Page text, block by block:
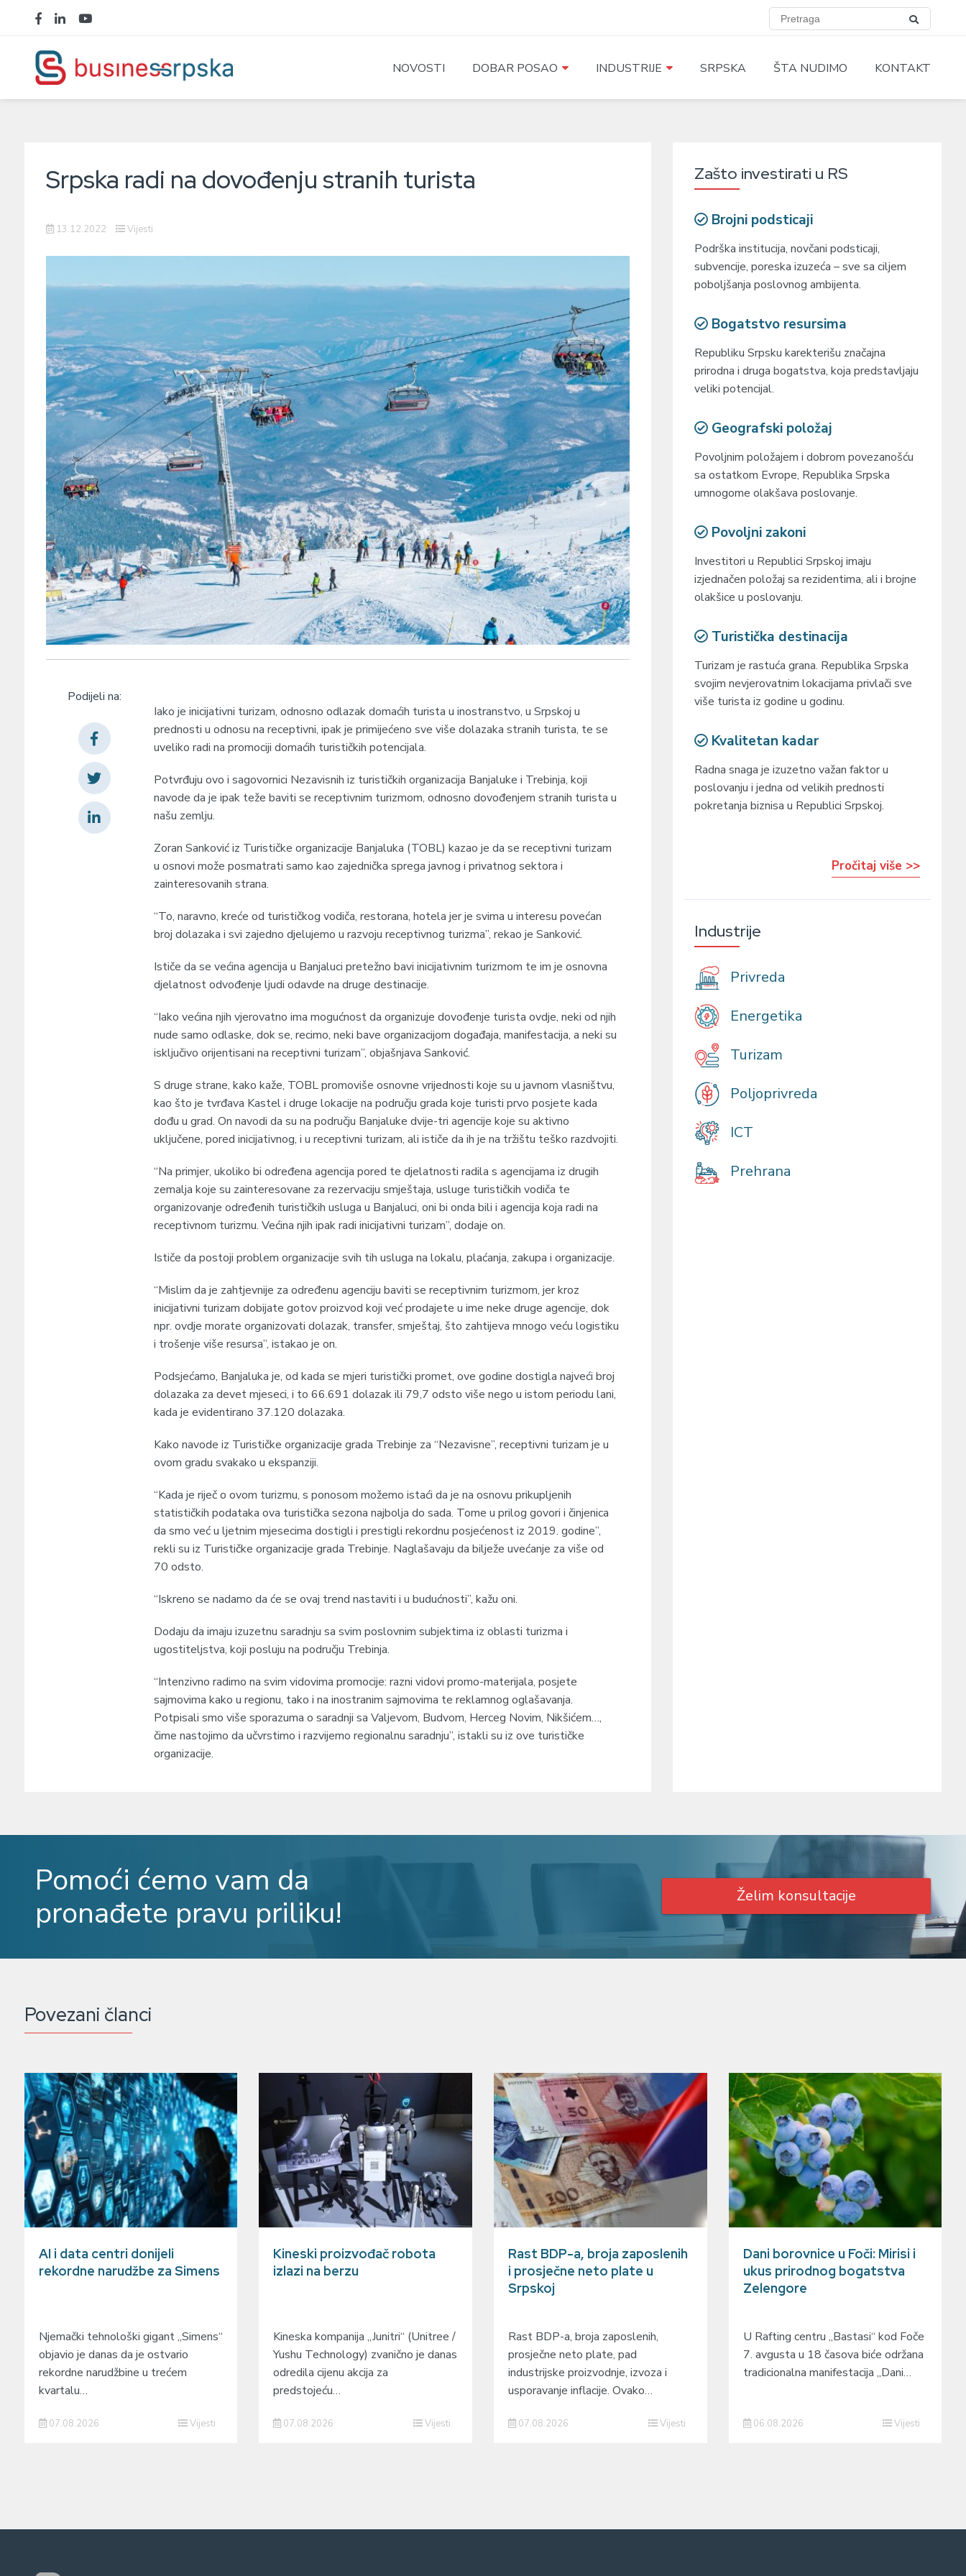
NOVOSTI DOBAR POSAO INDUSTRIJE SRPSKA ŠTA NUDIMO KONTAKT
Srpska radi na dovođenju stranih turista
13.12.2022 Vijesti
Podijeli na:
Iako je inicijativni turizam, odnosno odlazak domaćih turista u inostranstvo, u Srpskoj u
prednosti u odnosu na receptivni, ipak je primijećeno sve više dolazaka stranih turista, te se
uveliko radi na promociji domaćih turističkih potencijala.
Potvrđuju ovo i sagovornici Nezavisnih iz turističkih organizacija Banjaluke i Trebinja, koji
navode da je ipak teže baviti se receptivnim turizmom, odnosno dovođenjem stranih turista u
našu zemlju.
Zoran Sanković iz Turističke organizacije Banjaluka (TOBL) kazao je da se receptivni turizam
u osnovi može posmatrati samo kao zajednička sprega javnog i privatnog sektora i
zainteresovanih strana.
“To, naravno, kreće od turističkog vodiča, restorana, hotela jer je svima u interesu povećan
broj dolazaka i svi zajedno djelujemo u razvoju receptivnog turizma”, rekao je Sanković.
Ističe da se većina agencija u Banjaluci pretežno bavi inicijativnim turizmom te im je osnovna
djelatnost odvođenje ljudi odavde na druge destinacije.
“Iako većina njih vjerovatno ima mogućnost da organizuje dovođenje turista ovdje, neki od njih
nude samo odlaske, dok se, recimo, neki bave organizacijom događaja, manifestacija, a neki su
isključivo orijentisani na receptivni turizam”, objašnjava Sanković.
S druge strane, kako kaže, TOBL promoviše osnovne vrijednosti koje su u javnom vlasništvu,
kao što je tvrđava Kastel i druge lokacije na području grada koje turisti prvo posjete kada
dođu u grad. On navodi da su na području Banjaluke dvije-tri agencije koje su aktivno
uključene, pored inicijativnog, i u receptivni turizam, ali ističe da ih je na tržištu teško razdvojiti.
“Na primjer, ukoliko bi određena agencija pored te djelatnosti radila s agencijama iz drugih
zemalja koje su zainteresovane za rezervaciju smještaja, usluge turističkih vodiča te
organizovanje određenih turističkih usluga u Banjaluci, oni bi onda bili i agencija koja radi na
receptivnom turizmu. Većina njih ipak radi inicijativni turizam”, dodaje on.
Ističe da postoji problem organizacije svih tih usluga na lokalu, plaćanja, zakupa i organizacije.
“Mislim da je zahtjevnije za određenu agenciju baviti se receptivnim turizmom, jer kroz
inicijativni turizam dobijate gotov proizvod koji već prodajete u ime neke druge agencije, dok
npr. ovdje morate organizovati dolazak, transfer, smještaj, što zahtijeva mnogo veću logistiku
i trošenje više resursa”, istakao je on.
Podsjećamo, Banjaluka je, od kada se mjeri turistički promet, ove godine dostigla najveći broj
dolazaka za devet mjeseci, i to 66.691 dolazak ili 79,7 odsto više nego u istom periodu lani,
kada je evidentirano 37.120 dolazaka.
Kako navode iz Turističke organizacije grada Trebinje za “Nezavisne”, receptivni turizam je u
ovom gradu svakako u ekspanziji.
“Kada je riječ o ovom turizmu, s ponosom možemo istaći da je na osnovu prikupljenih
statističkih podataka ova turistička sezona najbolja do sada. Tome u prilog govori i činjenica
da smo već u ljetnim mjesecima dostigli i prestigli rekordnu posjećenost iz 2019. godine”,
rekli su iz Turističke organizacije grada Trebinje. Naglašavaju da bilježe uvećanje za više od
70 odsto.
“Iskreno se nadamo da će se ovaj trend nastaviti i u budućnosti”, kažu oni.
Dodaju da imaju izuzetnu saradnju sa svim poslovnim subjektima iz oblasti turizma i
ugostiteljstva, koji posluju na području Trebinja.
“Intenzivno radimo na svim vidovima promocije: razni vidovi promo-materijala, posjete
sajmovima kako u regionu, tako i na inostranim sajmovima te reklamnog oglašavanja.
Potpisali smo više sporazuma o saradnji sa Valjevom, Budvom, Herceg Novim, Nikšićem…,
čime nastojimo da učvrstimo i razvijemo regionalnu saradnju”, istakli su iz ove turističke
organizacije.
Zašto investirati u RS
Brojni podsticaji
Podrška institucija, novčani podsticaji,
subvencije, poreska izuzeća – sve sa ciljem
poboljšanja poslovnog ambijenta.
Bogatstvo resursima
Republiku Srpsku karekterišu značajna
prirodna i druga bogatstva, koja predstavljaju
veliki potencijal.
Geografski položaj
Povoljnim položajem i dobrom povezanošću
sa ostatkom Evrope, Republika Srpska
umnogome olakšava poslovanje.
Povoljni zakoni
Investitori u Republici Srpskoj imaju
izjednačen položaj sa rezidentima, ali i brojne
olakšice u poslovanju.
Turistička destinacija
Turizam je rastuća grana. Republika Srpska
svojim nevjerovatnim lokacijama privlači sve
više turista iz godine u godinu.
Kvalitetan kadar
Radna snaga je izuzetno važan faktor u
poslovanju i jedna od velikih prednosti
pokretanja biznisa u Republici Srpskoj.
Pročitaj više >>
Industrije
Privreda
Energetika
Turizam
Poljoprivreda
ICT
Prehrana
Pomoći ćemo vam da
pronađete pravu priliku!
Želim konsultacije
Povezani članci
AI i data centri donijeli
rekordne narudžbe za Simens
Njemački tehnološki gigant „Simens“
objavio je danas da je ostvario
rekordne narudžbine u trećem
kvartalu…
07.08.2026 Vijesti
Kineski proizvođač robota
izlazi na berzu
Kineska kompanija „Junitri“ (Unitree /
Yushu Technology) zvanično je danas
odredila cijenu akcija za
predstojeću…
07.08.2026 Vijesti
Rast BDP-a, broja zaposlenih
i prosječne neto plate u
Srpskoj
Rast BDP-a, broja zaposlenih,
prosječne neto plate, pad
industrijske proizvodnje, izvoza i
usporavanje inflacije. Ovako…
07.08.2026 Vijesti
Dani borovnice u Foči: Mirisi i
ukus prirodnog bogatstva
Zelengore
U Rafting centru „Bastasi“ kod Foče
7. avgusta u 18 časova biće održana
tradicionalna manifestacija „Dani…
06.08.2026 Vijesti